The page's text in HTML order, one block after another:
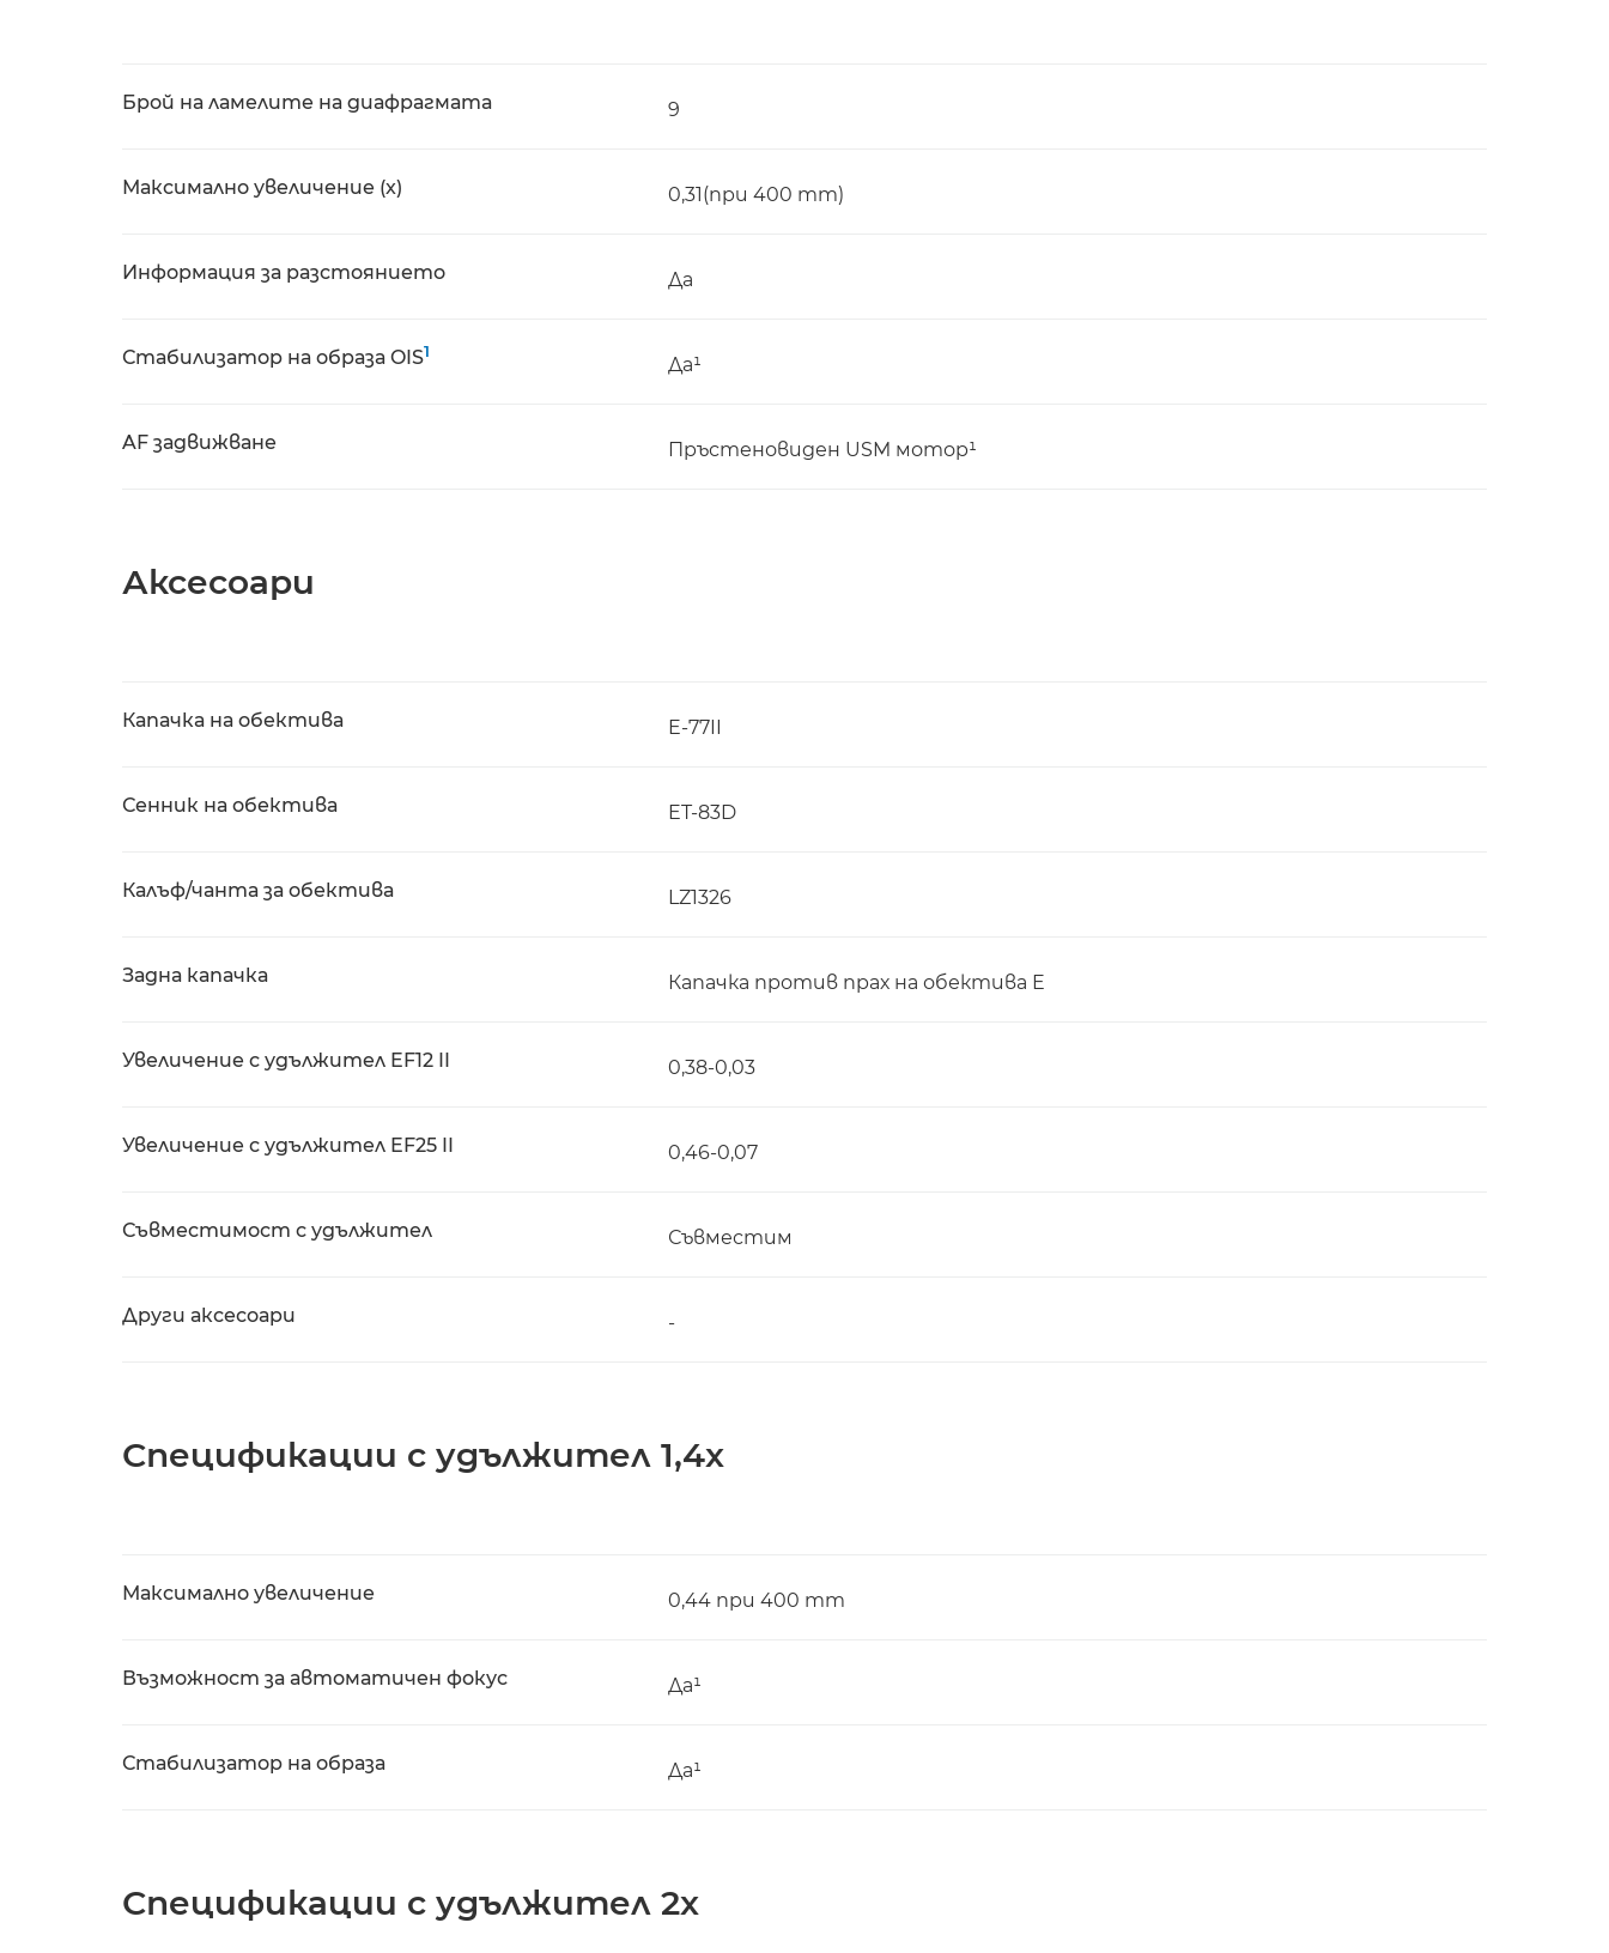
Брой на ламелите на диафрагмата 9
Максимално увеличение (x) 0,31(при 400 mm)
Информация за разстоянието Да
Стабилизатор на образа OIS1
Да¹
AF задвижване Пръстеновиден USM мотор¹
Аксесоари
Капачка на обектива E-77II
Сенник на обектива ET-83D
Калъф/чанта за обектива LZ1326
Задна капачка Капачка против прах на обектива E
Увеличение с удължител EF12 II 0,38-0,03
Увеличение с удължител EF25 II 0,46-0,07
Съвместимост с удължител Съвместим
Други аксесоари -
Спецификации с удължител 1,4x
Максимално увеличение 0,44 при 400 mm
Възможност за автоматичен фокус Да¹
Стабилизатор на образа Да¹
Спецификации с удължител 2x